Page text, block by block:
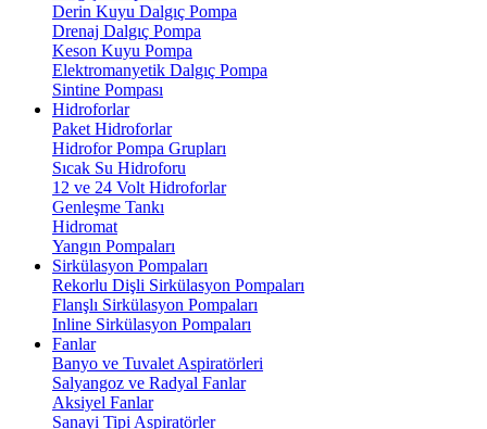
Derin Kuyu Dalgıç Pompa
Drenaj Dalgıç Pompa
Keson Kuyu Pompa
Elektromanyetik Dalgıç Pompa
Sintine Pompası
Hidroforlar
Paket Hidroforlar
Hidrofor Pompa Grupları
Sıcak Su Hidroforu
12 ve 24 Volt Hidroforlar
Genleşme Tankı
Hidromat
Yangın Pompaları
Sirkülasyon Pompaları
Rekorlu Dişli Sirkülasyon Pompaları
Flanşlı Sirkülasyon Pompaları
Inline Sirkülasyon Pompaları
Fanlar
Banyo ve Tuvalet Aspiratörleri
Salyangoz ve Radyal Fanlar
Aksiyel Fanlar
Sanayi Tipi Aspiratörler